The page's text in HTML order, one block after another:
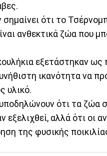
ότι το
ανθεκτικά ζώα που
εξετάστηκαν
ικανότητα να
υλικό.
ότι τα ζώα
εξελιχθεί, αλλά ότι οι
της φυσικής